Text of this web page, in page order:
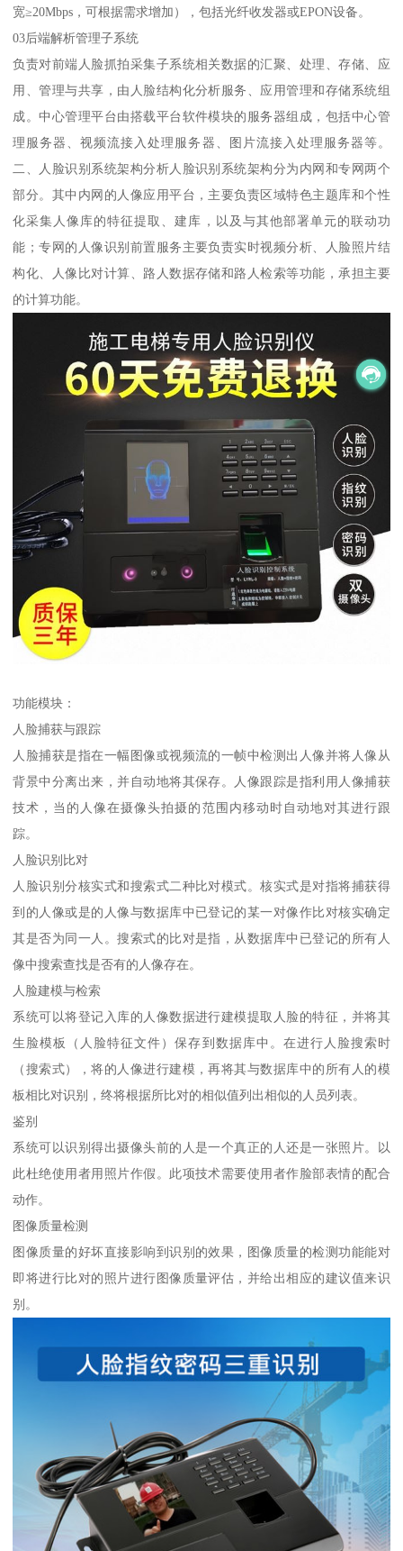
宽≥20Mbps，可根据需求增加），包括光纤收发器或EPON设备。
03后端解析管理子系统
负责对前端人脸抓拍采集子系统相关数据的汇聚、处理、存储、应
用、管理与共享，由人脸结构化分析服务、应用管理和存储系统组
成。中心管理平台由搭载平台软件模块的服务器组成，包括中心管
理服务器、视频流接入处理服务器、图片流接入处理服务器等。
二、人脸识别系统架构分析人脸识别系统架构分为内网和专网两个
部分。其中内网的人像应用平台，主要负责区域特色主题库和个性
化采集人像库的特征提取、建库，以及与其他部署单元的联动功
能；专网的人像识别前置服务主要负责实时视频分析、人脸照片结
构化、人像比对计算、路人数据存储和路人检索等功能，承担主要
的计算功能。
功能模块：
人脸捕获与跟踪
人脸捕获是指在一幅图像或视频流的一帧中检测出人像并将人像从
背景中分离出来，并自动地将其保存。人像跟踪是指利用人像捕获
技术，当的人像在摄像头拍摄的范围内移动时自动地对其进行跟
踪。
人脸识别比对
人脸识别分核实式和搜索式二种比对模式。核实式是对指将捕获得
到的人像或是的人像与数据库中已登记的某一对像作比对核实确定
其是否为同一人。搜索式的比对是指，从数据库中已登记的所有人
像中搜索查找是否有的人像存在。
人脸建模与检索
系统可以将登记入库的人像数据进行建模提取人脸的特征，并将其
生脸模板（人脸特征文件）保存到数据库中。在进行人脸搜索时
（搜索式），将的人像进行建模，再将其与数据库中的所有人的模
板相比对识别，终将根据所比对的相似值列出相似的人员列表。
鉴别
系统可以识别得出摄像头前的人是一个真正的人还是一张照片。以
此杜绝使用者用照片作假。此项技术需要使用者作脸部表情的配合
动作。
图像质量检测
图像质量的好坏直接影响到识别的效果，图像质量的检测功能能对
即将进行比对的照片进行图像质量评估，并给出相应的建议值来识
别。